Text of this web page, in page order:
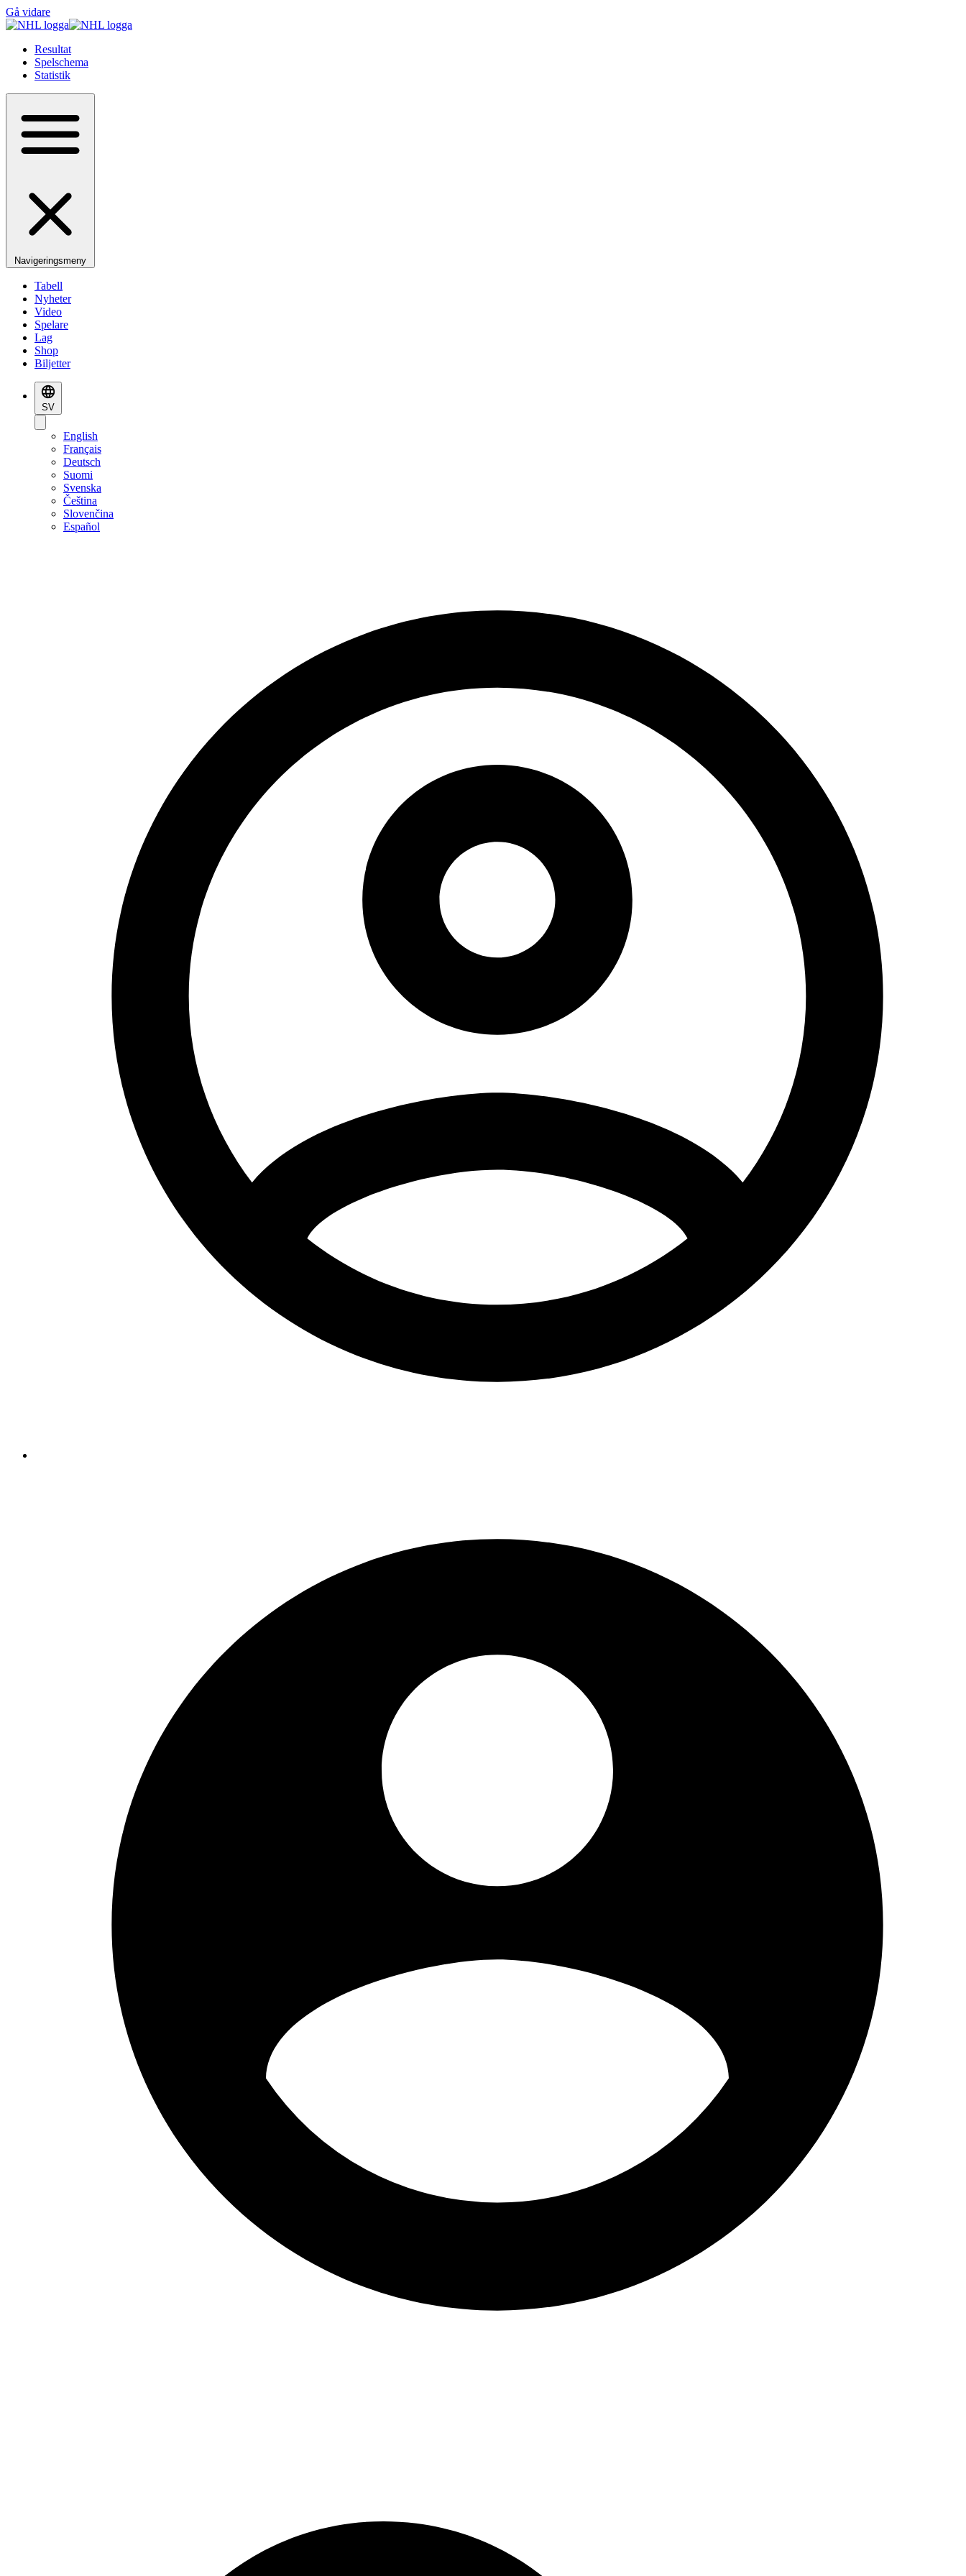
Gå vidare
Resultat
Spelschema
Statistik
Navigeringsmeny
Tabell
Nyheter
Video
Spelare
Lag
Shop
Biljetter
SV
English
Français
Deutsch
Suomi
Svenska
Čeština
Slovenčina
Español